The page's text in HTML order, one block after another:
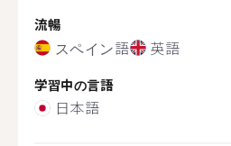
流暢
スペイン語 英語
学習中の言語
日本語